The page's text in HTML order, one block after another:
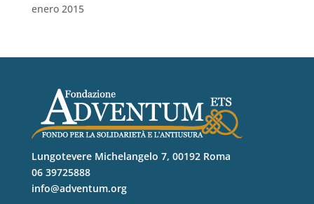
enero 2015
Lungotevere Michelangelo 7, 00192 Roma
06 39725888
info@adventum.org